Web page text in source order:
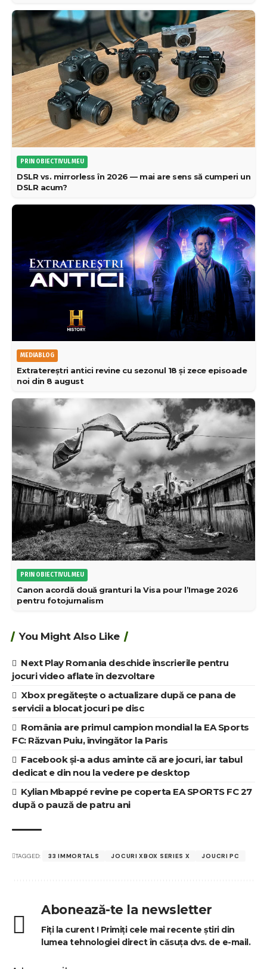
PRIN OBIECTIVUL MEU
DSLR vs. mirrorless în 2026 — mai are sens să cumperi un
DSLR acum?
MEDIABLOG
Extratereștri antici revine cu sezonul 18 și zece episoade
noi din 8 august
PRIN OBIECTIVUL MEU
Canon acordă două granturi la Visa pour l’Image 2026
pentru fotojurnalism
You Might Also Like
Next Play Romania deschide înscrierile pentru
jocuri video aflate în dezvoltare
Xbox pregătește o actualizare după ce pana de
servicii a blocat jocuri pe disc
România are primul campion mondial la EA Sports
FC: Răzvan Puiu, învingător la Paris
Facebook și-a adus aminte că are jocuri, iar tabul
dedicat e din nou la vedere pe desktop
Kylian Mbappé revine pe coperta EA SPORTS FC 27
după o pauză de patru ani
TAGGED: 33 IMMORTALS JOCURI XBOX SERIES X JOUCRI PC
Abonează-te la newsletter
Fiți la curent ! Primiți cele mai recente știri din
lumea tehnologiei direct în căsuța dvs. de e-mail.